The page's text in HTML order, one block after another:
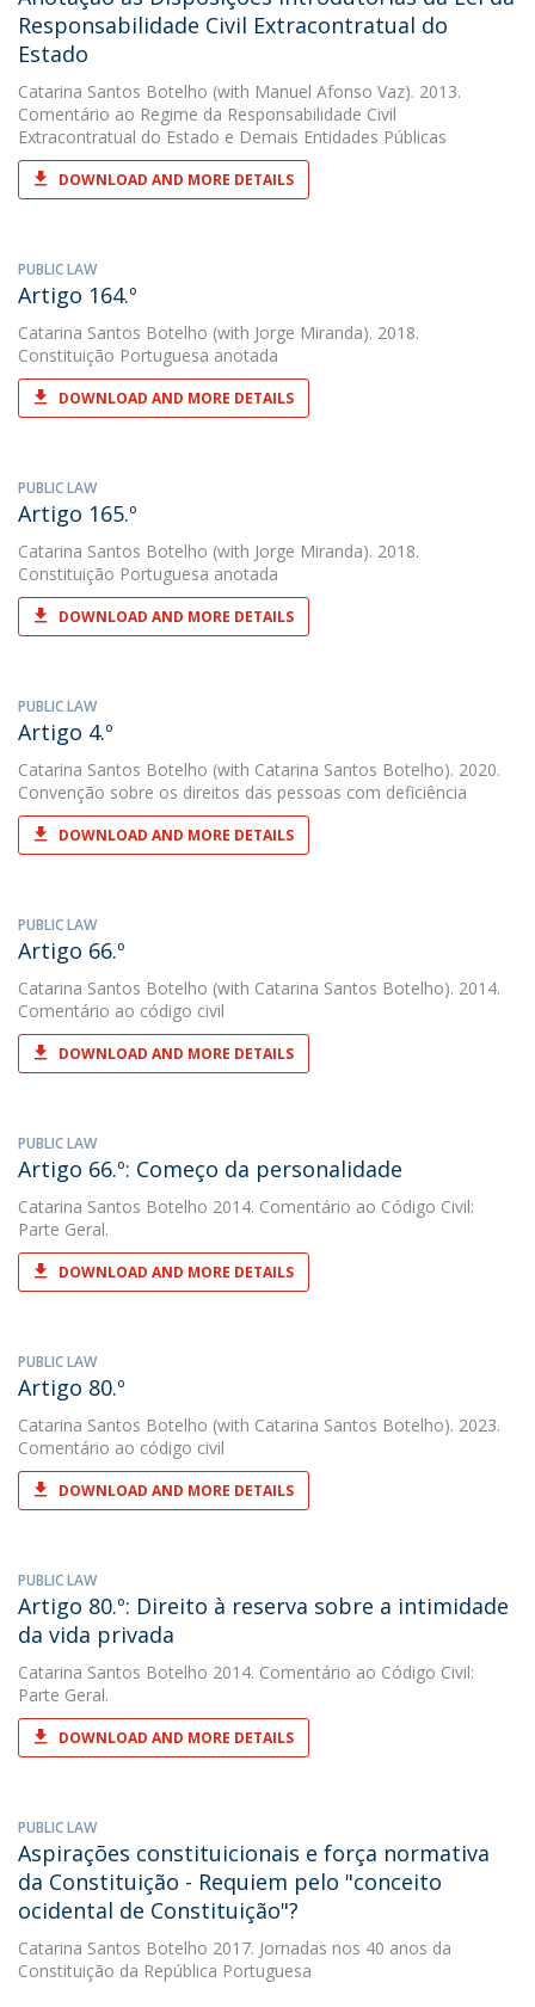
Responsabilidade Civil Extracontratual do
Estado
Catarina Santos Botelho (with Manuel Afonso Vaz). 2013.
Comentário ao Regime da Responsabilidade Civil
Extracontratual do Estado e Demais Entidades Públicas
DOWNLOAD AND MORE DETAILS
PUBLIC LAW
Artigo 164.º
Catarina Santos Botelho (with Jorge Miranda). 2018.
Constituição Portuguesa anotada
DOWNLOAD AND MORE DETAILS
PUBLIC LAW
Artigo 165.º
Catarina Santos Botelho (with Jorge Miranda). 2018.
Constituição Portuguesa anotada
DOWNLOAD AND MORE DETAILS
PUBLIC LAW
Artigo 4.º
Catarina Santos Botelho (with Catarina Santos Botelho). 2020.
Convenção sobre os direitos das pessoas com deficiência
DOWNLOAD AND MORE DETAILS
PUBLIC LAW
Artigo 66.º
Catarina Santos Botelho (with Catarina Santos Botelho). 2014.
Comentário ao código civil
DOWNLOAD AND MORE DETAILS
PUBLIC LAW
Artigo 66.º: Começo da personalidade
Catarina Santos Botelho 2014. Comentário ao Código Civil:
Parte Geral.
DOWNLOAD AND MORE DETAILS
PUBLIC LAW
Artigo 80.º
Catarina Santos Botelho (with Catarina Santos Botelho). 2023.
Comentário ao código civil
DOWNLOAD AND MORE DETAILS
PUBLIC LAW
Artigo 80.º: Direito à reserva sobre a intimidade
da vida privada
Catarina Santos Botelho 2014. Comentário ao Código Civil:
Parte Geral.
DOWNLOAD AND MORE DETAILS
PUBLIC LAW
Aspirações constituicionais e força normativa
da Constituição - Requiem pelo "conceito
ocidental de Constituição"?
Catarina Santos Botelho 2017. Jornadas nos 40 anos da
Constituição da República Portuguesa